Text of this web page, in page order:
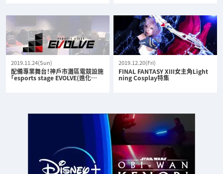
2019.11.24(Sun)
配備專業舞台！神戶市灘區電競設施
「esports stage EVOLVE(進化…
2019.12.20(Fri)
FINAL FANTASY XIII女主角Light
ning Cosplay特集